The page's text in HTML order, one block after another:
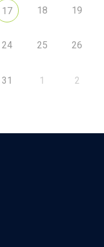
17 18 19
24 25 26
31 1 2